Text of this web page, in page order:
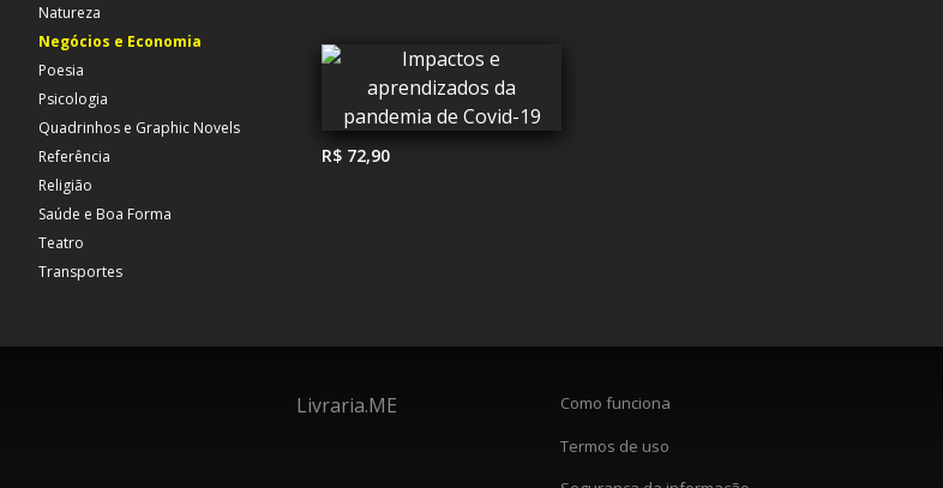
Natureza
Negócios e Economia
Poesia
Psicologia
Quadrinhos e Graphic Novels
Referência
Religião
Saúde e Boa Forma
Teatro
Transportes
R$ 72,90
Livraria.ME
Como funciona
Termos de uso